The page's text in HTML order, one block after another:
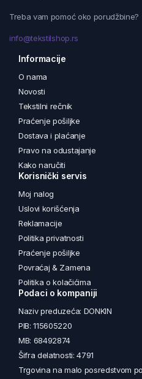
Treba vam pomoć oko porudžbine?
info@tekstilshop.rs
Informacije
O nama
Novosti
Tekstilni rečnik
Praćenje pošiljke
Dostava i plaćanje
Pravo na odustajanje
Kako naručiti
Korisnički servis
Moj nalog
Uslovi korišćenja
Reklamacije
Politika privatnosti
Praćenje pošiljke
Povraćaj & Zamena
Politika o kolačićima
Podaci o kompaniji
Naziv preduzeća: DONKIN
PIB: 115605220
MB: 68492874
Šifra delatnosti: 4791
Trgovina na malo posredstvom